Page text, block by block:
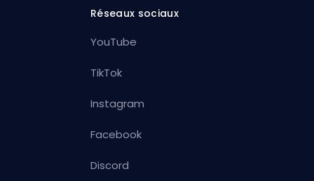
Réseaux sociaux
YouTube
TikTok
Instagram
Facebook
Discord